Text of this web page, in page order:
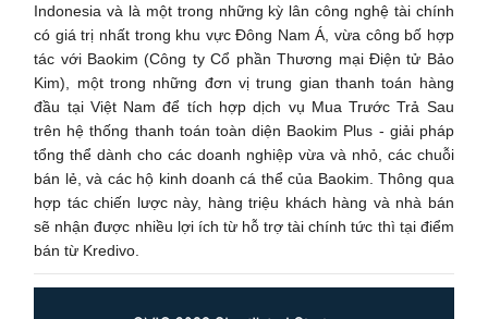
Indonesia và là một trong những kỳ lân công nghệ tài chính
có giá trị nhất trong khu vực Đông Nam Á, vừa công bố hợp
tác với Baokim (Công ty Cổ phần Thương mại Điện tử Bảo
Kim), một trong những đơn vị trung gian thanh toán hàng
đầu tại Việt Nam để tích hợp dịch vụ Mua Trước Trả Sau
trên hệ thống thanh toán toàn diện Baokim Plus - giải pháp
tổng thể dành cho các doanh nghiệp vừa và nhỏ, các chuỗi
bán lẻ, và các hộ kinh doanh cá thể của Baokim. Thông qua
hợp tác chiến lược này, hàng triệu khách hàng và nhà bán
sẽ nhận được nhiều lợi ích từ hỗ trợ tài chính tức thì tại điểm
bán từ Kredivo.